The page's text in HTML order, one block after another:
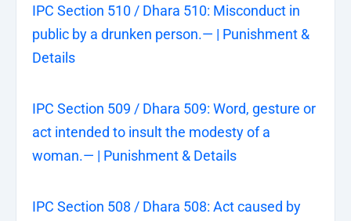
IPC Section 510 / Dhara 510: Misconduct in
public by a drunken person.— | Punishment &
Details
IPC Section 509 / Dhara 509: Word, gesture or
act intended to insult the modesty of a
woman.— | Punishment & Details
IPC Section 508 / Dhara 508: Act caused by